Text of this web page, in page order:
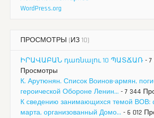
WordPress.org
ПРОСМОТРЫ (ИЗ 10)
ԻՐԱՎԱԲԱՆ դառնալու 10 ՊԱՏՃԱՌ - 7
Просмотры
К. Арутюнян. Список Воинов-армян,
героической Обороне Ленин... - 7 344
К сведению занимающихся темой ВОВ:
марта, организованный Домо... - 6 012